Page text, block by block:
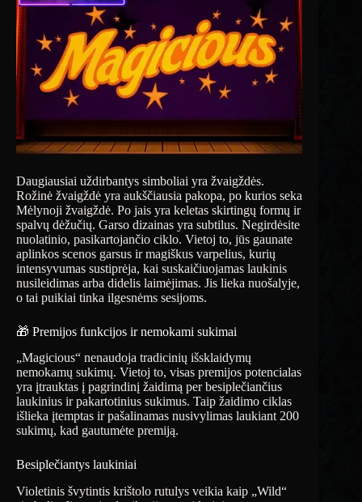
Daugiausiai uždirbantys simboliai yra žvaigždės.
Rožinė žvaigždė yra aukščiausia pakopa, po kurios seka
Mėlynoji žvaigždė. Po jais yra keletas skirtingų formų ir
spalvų dėžučių. Garso dizainas yra subtilus. Negirdėsite
nuolatinio, pasikartojančio ciklo. Vietoj to, jūs gaunate
aplinkos scenos garsus ir magiškus varpelius, kurių
intensyvumas sustiprėja, kai suskaičiuojamas laukinis
nusileidimas arba didelis laimėjimas. Jis lieka nuošalyje,
o tai puikiai tinka ilgesnėms sesijoms.
🎁 Premijos funkcijos ir nemokami sukimai
„Magicious“ nenaudoja tradicinių išsklaidymų
nemokamų sukimų. Vietoj to, visas premijos potencialas
yra įtrauktas į pagrindinį žaidimą per besiplečiančius
laukinius ir pakartotinius sukimus. Taip žaidimo ciklas
išlieka įtemptas ir pašalinamas nusivylimas laukiant 200
sukimų, kad gautumėte premiją.
Besiplečiantys laukiniai
Violetinis švytintis krištolo rutulys veikia kaip „Wild“